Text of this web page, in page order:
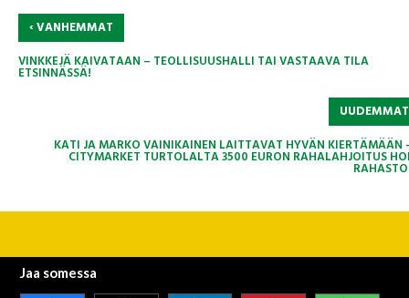
‹VANHEMMAT
VINKKEJÄ KAIVATAAN – TEOLLISUUSHALLI TAI VASTAAVA TILA
ETSINNÄSSÄ!
KATI JA MARKO VAINIKAINEN LAITTAVAT HYVÄN KIERTÄMÄÄN
CITYMARKET TURTOLALTA 3500 EURON RAHALAHJOITUS
Jaa somessa